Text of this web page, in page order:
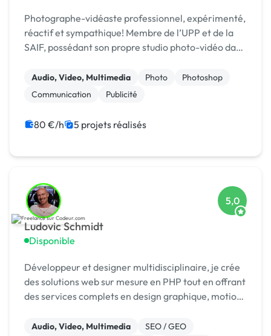
Photographe-vidéaste professionnel, expérimenté,
réactif et sympathique! Membre de l’UPP et de la
SAIF, possédant son propre studio photo-vidéo dans
Audio, Video, Multimedia Photo
Photoshop
Communication
Publicité
80 €/h 5 projets réalisés
Ludovic Schmidt
Disponible
5,0
Développeur et designer multidisciplinaire, je crée
des solutions web sur mesure en PHP tout en offrant
des services complets en design graphique, motion
Audio, Video, Multimedia
SEO / GEO